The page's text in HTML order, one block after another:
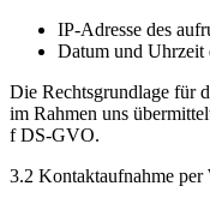
IP-Adresse des
Datum und Uhrzeit
Die Rechtsgrundlage für
im Rahmen uns
f DS-GVO.
3.2 Kontaktaufnahme